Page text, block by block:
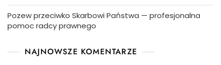
Pozew przeciwko Skarbowi Państwa — profesjonalna
pomoc radcy prawnego
NAJNOWSZE KOMENTARZE